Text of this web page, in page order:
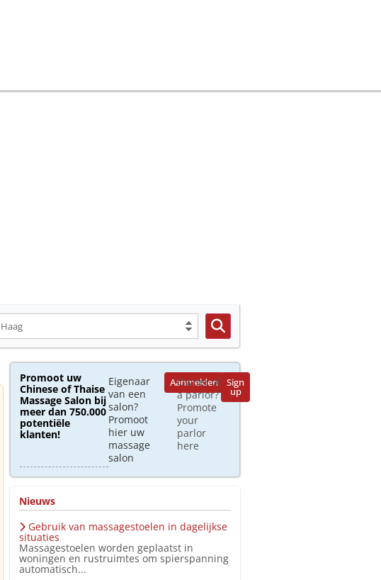
Promoot uw
Chinese of Thaise
Massage Salon bij
meer dan 750.000
potentiële
klanten!
Eigenaar
van een
salon?
Promoot
hier uw
massage
salon
Aanmelden
Owner of
a parlor?
Promote
your
parlor
here
Sign
up
Nieuws
Gebruik van massagestoelen in dagelijkse
situaties
Massagestoelen worden geplaatst in
woningen en rustruimtes om spierspanning
automatisch...